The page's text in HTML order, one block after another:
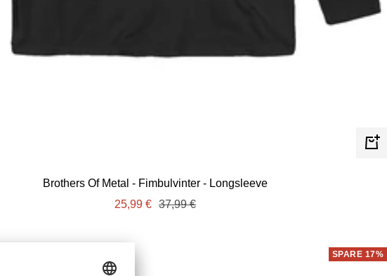
Brothers Of Metal - Fimbulvinter - Longsleeve
Angebotspreis
25,99 € Regulärer
37,99 €
SPARE 17%